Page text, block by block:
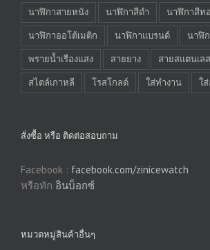
นาฬิกาสายหนัง
นาฬิกาสีดำ
นาฬิกาสีท
นาฬิกาออโต้เมติก
นาฬิกาแบรนด์
นาฬิ
พรายน้ำเรืองแสง
สายยาง สายสแตนเลส
สไตล์เกาหลี
โรสโกลด์ ใส่ทำงาน ใ
สั่งซื้อ หรือ ติดต่อสอบถาม
Facebook : facebook.com/zinicewatch
หรือทัก อินบ็อกซ์
หมวดหมู่สินค้าอื่นๆ